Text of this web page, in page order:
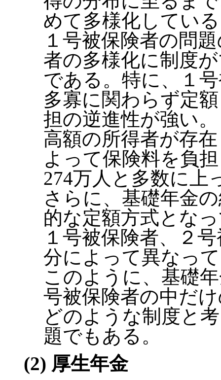
めて多様化してい
１号被保険者の問
者の多様化に制度
である。特に、１
多寡に関わらず定
担の逆進性が強い
高額の所得者が存
よって保険料を負
274万人と多数に上
さらに、基礎年金
的な定額方式とな
１号被保険者、２
分によって異なっ
このように、基礎
号被保険者の中だ
どのような制度と
題でもある。
(2) 厚生年金